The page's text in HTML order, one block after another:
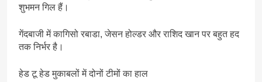
शुभमन गिल हैं।
गेंदबाजी में कागिसो रबाडा, जेसन होल्डर और राशिद खान पर बहुत हद
तक निर्भर है।
हेड टू हेड मुकाबलों में दोनों टीमों का हाल